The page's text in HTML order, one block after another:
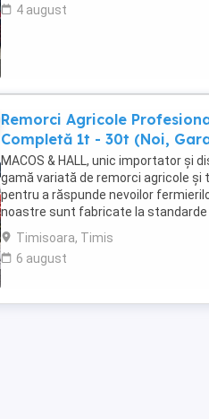
4 august
Remorci Agricole
Completă 1t - 30t (Noi,
MACOS & HALL, unic importator și
gamă variată de remorci agricole și
pentru a răspunde nevoilor
noastre sunt fabricate la standarde
durabilitate și performanță maximă
Timisoara, Timis
6 august